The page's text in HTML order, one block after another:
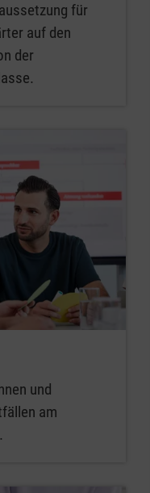
für
auf den
der
und
am